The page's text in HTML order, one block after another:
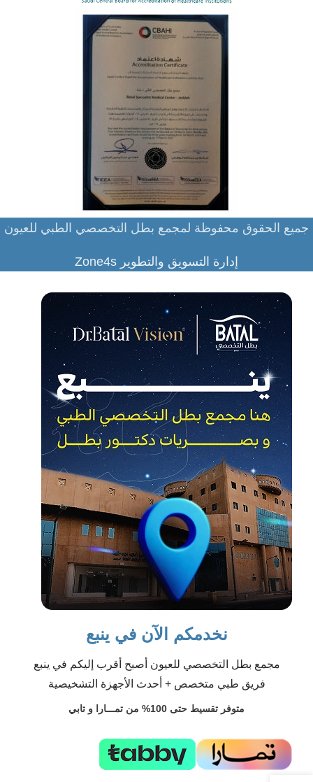
جميع الحقوق محفوظة لمجمع بطل التخصصي الطبي للعيون
إدارة التسويق والتطوير Zone4s
نخدمكم الآن في ينبع
مجمع بطل التخصصي للعيون أصبح أقرب إليكم في ينبع
فريق طبي متخصص + أحدث الأجهزة التشخيصية
متوفر تقسيط حتى 100% من تمـــارا و تابي